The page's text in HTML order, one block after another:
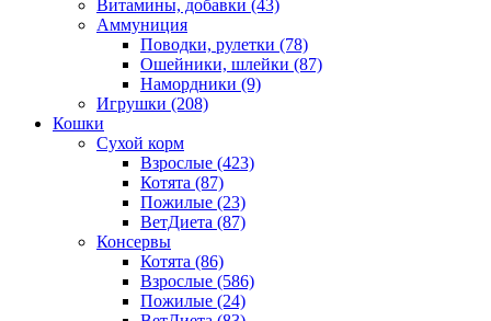
Витамины, добавки (43)
Аммуниция
Поводки, рулетки (78)
Ошейники, шлейки (87)
Намордники (9)
Игрушки (208)
Кошки
Сухой корм
Взрослые (423)
Котята (87)
Пожилые (23)
ВетДиета (87)
Консервы
Котята (86)
Взрослые (586)
Пожилые (24)